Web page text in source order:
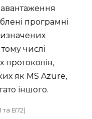
програмні
числі
як MS Azure,
іншого.
B72)